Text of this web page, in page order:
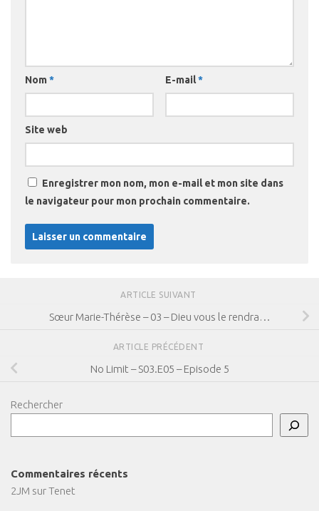
Nom * E-mail*
Site web
Enregistrer mon nom, mon e-mail et mon site dans
le navigateur pour mon prochain commentaire.
ARTICLE SUIVANT
Sœur Marie-Thérèse – 03 – Dieu vous le rendra…
ARTICLE PRÉCÉDENT
No Limit – S03.E05 – Episode 5
Rechercher
Commentaires récents
2JM surTenet